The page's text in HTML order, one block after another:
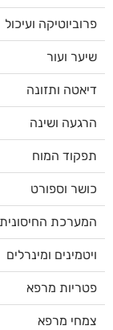
פרוביוטיקה ועיכול
שיער ועור
דיאטה ותזונה
הרגעה ושינה
תפקוד המוח
כושר וספורט
המערכת החיסונית
ויטמינים ומינרלים
פטריות מרפא
צמחי מרפא